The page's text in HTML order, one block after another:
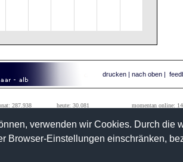
verwenden wir Cookies. Durch die
Browser-Einstellungen einschränken,
drucken| nach oben|
287.938 heute: 30.081
momentan online: